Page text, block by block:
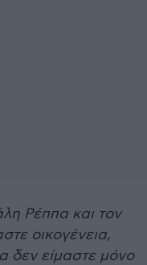
Ρέππα και τον
οικογένεια,
δεν είμαστε μόνο